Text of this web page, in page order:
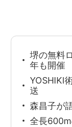
堺の無料
年も開催
YOSHIKI
送
森昌子が
全長